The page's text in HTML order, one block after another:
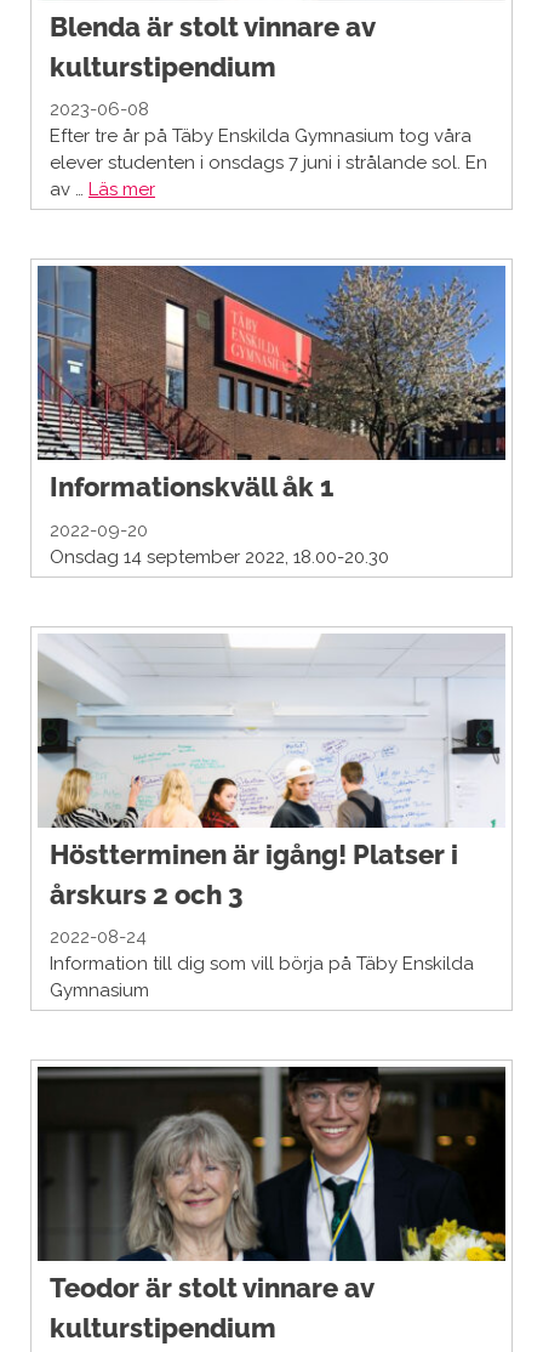
Blenda är stolt vinnare av
kulturstipendium
2023-06-08
Efter tre år på Täby Enskilda Gymnasium tog våra
elever studenten i onsdags 7 juni i strålande sol. En
av … Läs mer
Informationskväll åk 1
2022-09-20
Onsdag 14 september 2022, 18.00-20.30
Höstterminen är igång! Platser i
årskurs 2 och 3
2022-08-24
Information till dig som vill börja på Täby Enskilda
Gymnasium
Teodor är stolt vinnare av
kulturstipendium